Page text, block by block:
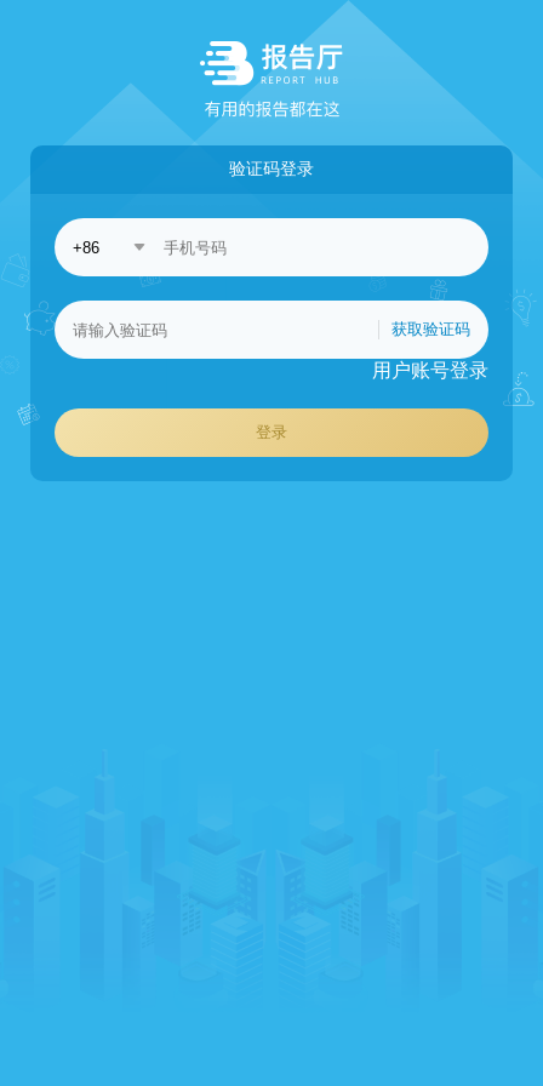
验证码登录
获取验证码
用户账号登录
登录